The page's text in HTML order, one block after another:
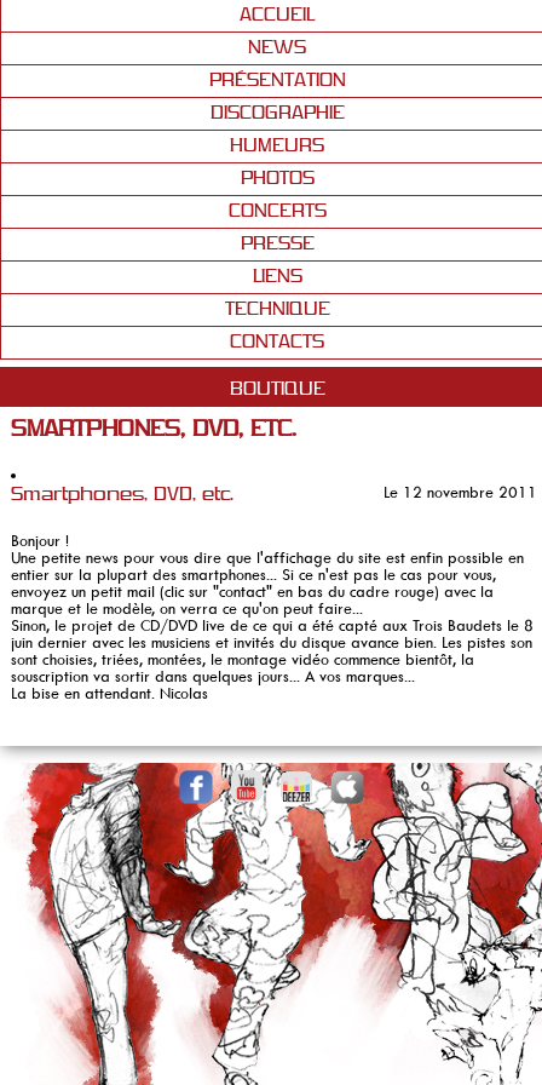
ACCUEIL
NEWS
PRÉSENTATION
DISCOGRAPHIE
HUMEURS
PHOTOS
CONCERTS
PRESSE
LIENS
TECHNIQUE
CONTACTS
BOUTIQUE
SMARTPHONES, DVD, ETC.
Smartphones, DVD, etc. Le 12 novembre 2011
Bonjour !
Une petite news pour vous dire que l'affichage du site est enfin possible en
entier sur la plupart des smartphones... Si ce n'est pas le cas pour vous,
envoyez un petit mail (clic sur "contact" en bas du cadre rouge) avec la
marque et le modèle, on verra ce qu'on peut faire...
Sinon, le projet de CD/DVD live de ce qui a été capté aux Trois Baudets le 8
juin dernier avec les musiciens et invités du disque avance bien. Les pistes son
sont choisies, triées, montées, le montage vidéo commence bientôt, la
souscription va sortir dans quelques jours... A vos marques...
La bise en attendant. Nicolas